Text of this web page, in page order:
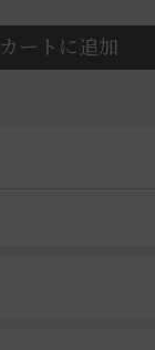
カートに追加